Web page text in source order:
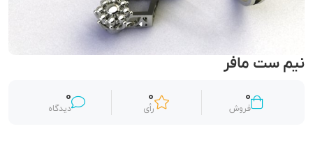
نیم ست مافر
0
فروش
0
رأی
0
دیدگاه